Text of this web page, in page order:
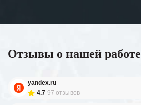
Отзывы о нашей работе
yandex.ru
4.7 97 отзывов